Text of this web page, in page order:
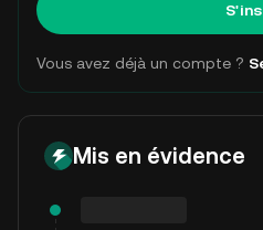
Vous avez déjà un compte ?
Mis en évidence